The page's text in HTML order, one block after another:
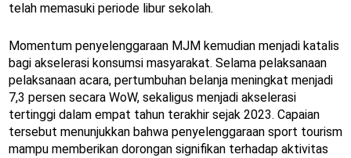
telah memasuki periode libur sekolah.
Momentum penyelenggaraan MJM kemudian menjadi katalis
bagi akselerasi konsumsi masyarakat. Selama pelaksanaan
pelaksanaan acara, pertumbuhan belanja meningkat menjadi
7,3 persen secara WoW, sekaligus menjadi akselerasi
tertinggi dalam empat tahun terakhir sejak 2023. Capaian
tersebut menunjukkan bahwa penyelenggaraan sport tourism
mampu memberikan dorongan signifikan terhadap aktivitas